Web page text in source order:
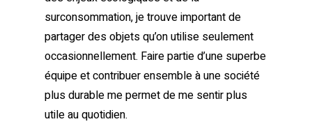
surconsommation, je trouve important de
partager des objets qu’on utilise seulement
occasionnellement. Faire partie d’une superbe
équipe et contribuer ensemble à une société
plus durable me permet de me sentir plus
utile au quotidien.